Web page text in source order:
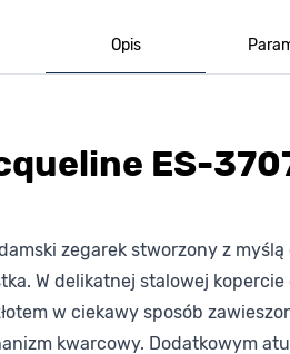
Opis
ES-
zegarek stworzony z
W delikatnej stalowej
w ciekawy sposób
kwarcowy. Dodatkowym